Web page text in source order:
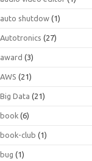
auto shutdow (1)
Autotronics (27)
award (3)
AWS (21)
Big Data (21)
book (6)
book-club (1)
bug (1)